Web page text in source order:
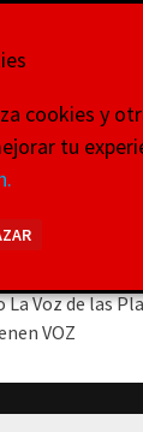
las
Voz de las
VOZ
cookies y
tu